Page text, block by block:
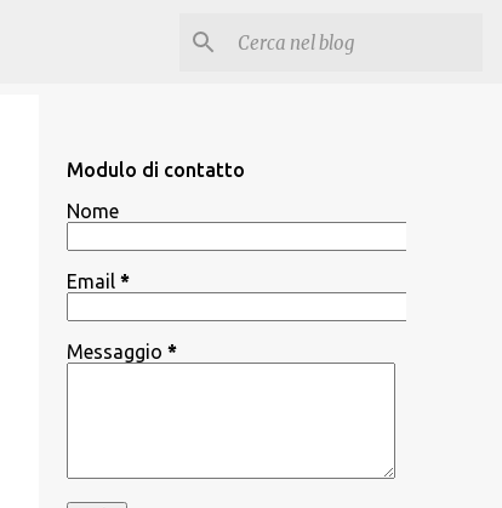
Modulo di contatto
Nome
Email *
Messaggio *